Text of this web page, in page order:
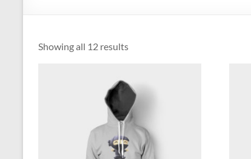
Showing all 12 results